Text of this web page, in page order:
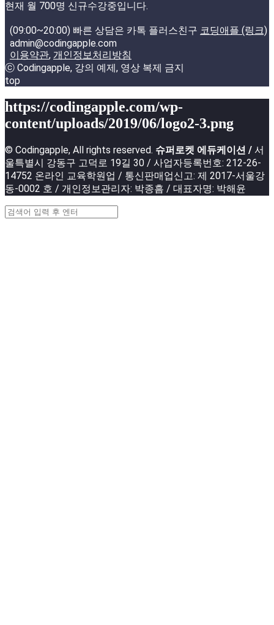
현재 월 700명 신규수강중입니다.
(09:00~20:00) 빠른 상담은 카톡 플러스친구 코딩애플 (링크)
admin@codingapple.com
이용약관, 개인정보처리방침
ⓒ Codingapple, 강의 예제, 영상 복제 금지
top
https://codingapple.com/wp-
content/uploads/2019/06/logo2-3.png
© Codingapple, All rights reserved. 슈퍼로켓 에듀케이션 / 서
울특별시 강동구 고덕로 19길 30 / 사업자등록번호: 212-26-
14752 온라인 교육학원업 / 통신판매업신고: 제 2017-서울강
동-0002 호 / 개인정보관리자: 박종흠 / 대표자명: 박해윤